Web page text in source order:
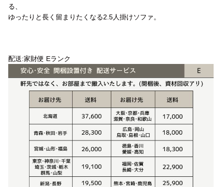
る、
ゆったりと長く留まりたくなる2.5人掛けソファ。
配送:家財便 Eランク